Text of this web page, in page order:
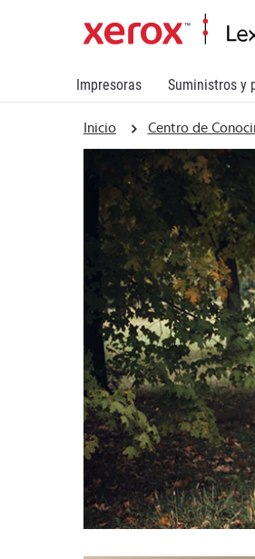
Impresoras Suministros y
Inicio Centro de